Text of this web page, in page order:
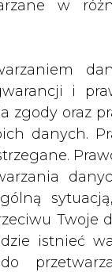
w
i
zgody oraz
danych.
Twoje
istnieć
do
w
Fandrych
zgadza się na
LLM.